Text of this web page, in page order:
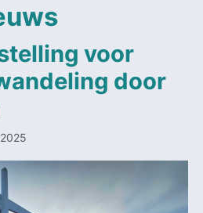
voor
door